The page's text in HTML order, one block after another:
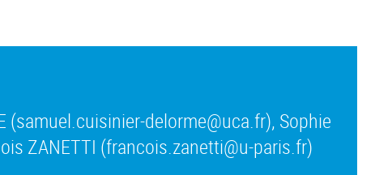
(samuel.cuisinier-delorme@uca.fr), Sophie
ZANETTI (francois.zanetti@u-paris.fr)